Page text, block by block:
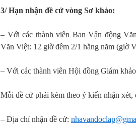
3/ Hạn nhận đề cử vòng Sơ khảo:
– Với các thành viên Ban Vận động
Văn Việt: 12 giờ đêm 2/1 hằng năm (giờ
– Với các thành viên Hội đồng Giám
Mỗi đề cử phải kèm theo ý kiến nhận xét,
– Địa chỉ nhận đề cử: